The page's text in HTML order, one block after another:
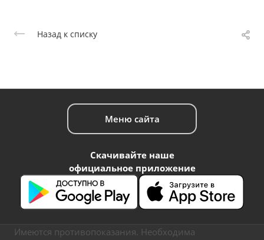
Назад к списку
Меню сайта
Скачивайте наше
официальное приложение
Имеются противопоказания. Необходима